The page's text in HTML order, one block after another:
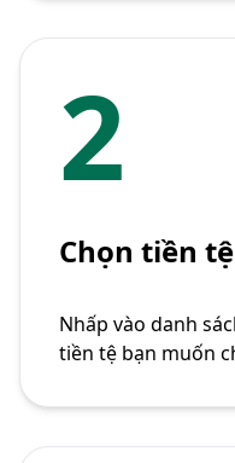
2
Chọn tiền
Nhấp vào danh
tiền tệ bạn muốn